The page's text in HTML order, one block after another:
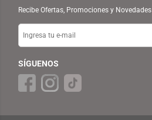
Recibe Ofertas, Promociones y Novedades
SÍGUENOS